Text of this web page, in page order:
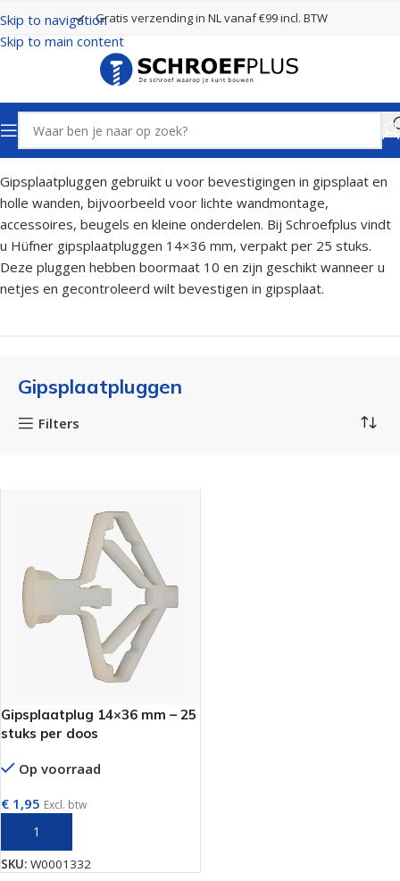
Skip to navigation
Skip to main content
Gratis verzending in NL vanaf €99 incl. BTW
Home Pluggen Gipsplaatpluggen
Gipsplaatpluggen gebruikt u voor bevestigingen in gipsplaat en
holle wanden, bijvoorbeeld voor lichte wandmontage,
accessoires, beugels en kleine onderdelen. Bij Schroefplus vindt
u Hüfner gipsplaatpluggen 14×36 mm, verpakt per 25 stuks.
Deze pluggen hebben boormaat 10 en zijn geschikt wanneer u
netjes en gecontroleerd wilt bevestigen in gipsplaat.
Gipsplaatpluggen
Filters
Gipsplaatplug 14×36 mm – 25
stuks per doos
Op voorraad
€ 1,95 Excl. btw
SKU: W0001332